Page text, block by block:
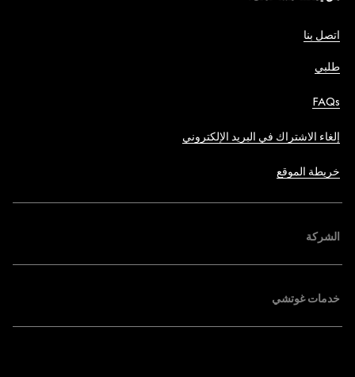
اتصل بنا
طلبي
FAQs
إلغاء الاشتراك في البريد الإلكتروني
خريطة الموقع
الشركة
خدمات غوتشي